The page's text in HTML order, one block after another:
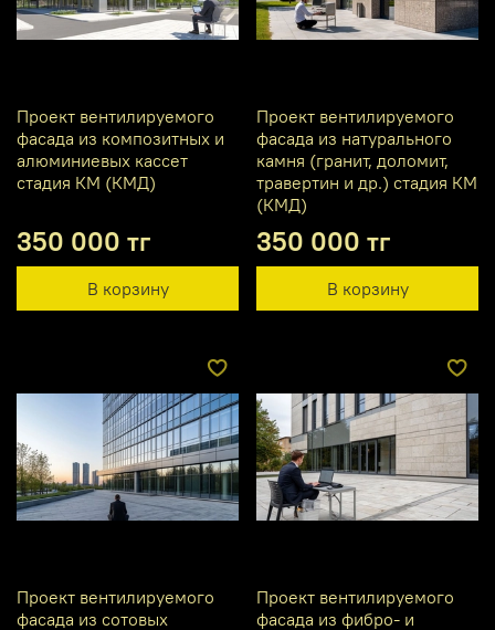
Проект вентилируемого
фасада из композитных и
алюминиевых кассет
стадия КМ (КМД)
350 000 тг
В корзину
Проект вентилируемого
фасада из натурального
камня (гранит, доломит,
травертин и др.) стадия КМ
(КМД)
350 000 тг
В корзину
Проект вентилируемого
фасада из сотовых
Проект вентилируемого
фасада из фибро- и